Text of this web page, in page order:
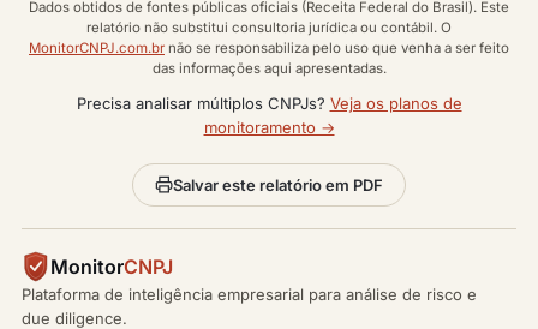
Dados obtidos de fontes públicas oficiais (Receita Federal do Brasil). Este
relatório não substitui consultoria jurídica ou contábil. O
MonitorCNPJ.com.br não se responsabiliza pelo uso que venha a ser feito
das informações aqui apresentadas.
Precisa analisar múltiplos CNPJs? Veja os planos de
monitoramento →
Salvar este relatório em PDF
MonitorCNPJ
Plataforma de inteligência empresarial para análise de risco e
due diligence.